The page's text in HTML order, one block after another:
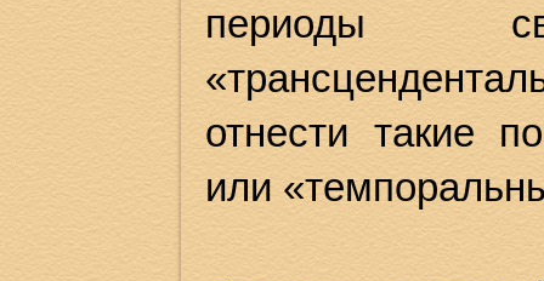
периоды
отнести такие
или